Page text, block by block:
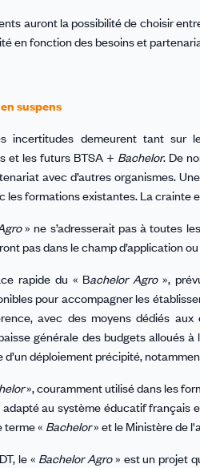
auront la possibilité de choisir
en fonction des besoins et
suspens
incertitudes demeurent tant sur
et les futurs BTSA + Bachelor. De
avec d’autres organismes.
les formations existantes. La crainte
» ne s’adresserait pas à toutes
pas dans le champ d’application
rapide du « Bachelor Agro»,
pour accompagner les
avec des moyens dédiés
générale des budgets alloués
d’un déploiement précipité,
», couramment utilisé dans les
adapté au système éducatif français
terme « Bachelor» et le Ministère de
le « Bachelor Agro» est un projet